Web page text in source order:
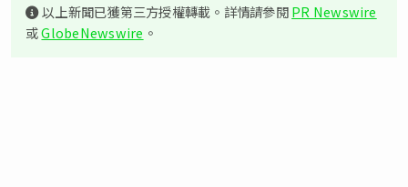
以上新聞已獲第三方授權轉載。詳情請參閱PR Newswire
或GlobeNewswire 。